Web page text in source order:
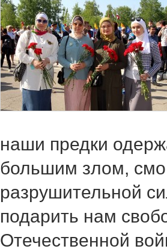
наши предки
большим злом,
разрушительной
подарить нам
Отечественной